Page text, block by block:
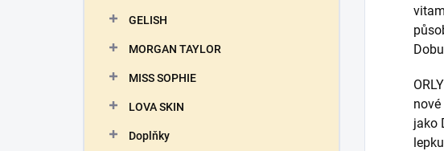
GELISH
MORGAN TAYLOR
MISS SOPHIE
LOVA SKIN
Doplňky
jako